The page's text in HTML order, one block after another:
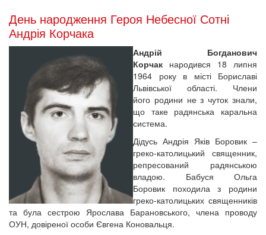
День народження Героя Небесної Сотні
Андрія Корчака
Андрій Богданович
Корчак народився 18 липня
1964 року в місті Бориславі
Львівської області. Члени
його родини не з чуток знали,
що таке радянська каральна
система.
Дідусь Андрія Яків Боровик –
греко-католицький священник,
репресований радянською
владою. Бабуся Ольга
Боровик походила з родини
греко-католицьких священників
та була сестрою Ярослава Барановського, члена проводу
ОУН, довіреної особи Євгена Коновальця.